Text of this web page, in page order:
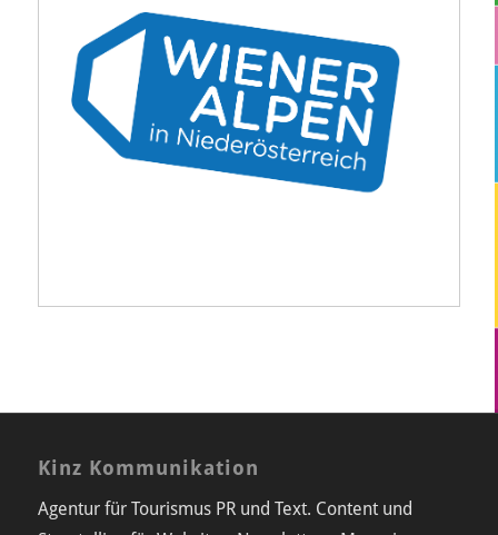
Kinz Kommunikation
Agentur für Tourismus PR und Text. Content und